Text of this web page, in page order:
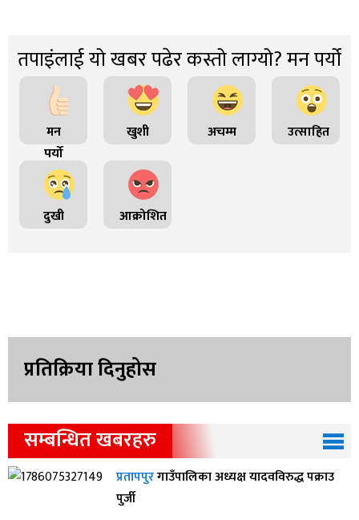
तपाइंलाई यो खबर पढेर कस्तो लाग्यो? मन पर्यो
मन
पर्यो
खुशी अचम्म उत्साहित
दुखी आक्रोशित
प्रतिक्रिया दिनुहोस
सम्बन्धित खबरहरु
प्रतापपुरगाउँपालिका अध्यक्ष यादवविरुद्ध पक्राउ
पुर्जी